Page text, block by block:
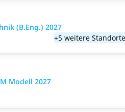
(B.Eng.) 2027
+5 weitere Standorte
Modell 2027